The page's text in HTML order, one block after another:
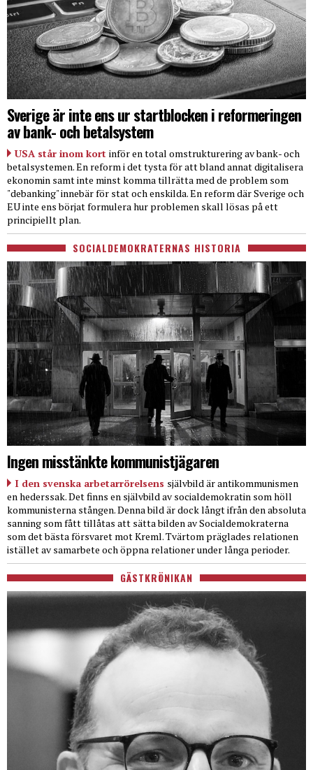
Sverige är inte ens ur startblocken i reformeringen
av bank- och betalsystem
USA står inom kort inför en total omstrukturering av bank- och
betalsystemen. En reform i det tysta för att bland annat digitalisera
ekonomin samt inte minst komma tillrätta med de problem som
"debanking" innebär för stat och enskilda. En reform där Sverige och
EU inte ens börjat formulera hur problemen skall lösas på ett
principiellt plan.
SOCIALDEMOKRATERNAS HISTORIA
Ingen misstänkte kommunistjägaren
I den svenska arbetarrörelsens självbild är antikommunismen
en hederssak. Det finns en självbild av socialdemokratin som höll
kommunisterna stången. Denna bild är dock långt ifrån den absoluta
sanning som fått tillåtas att sätta bilden av Socialdemokraterna
som det bästa försvaret mot Kreml. Tvärtom präglades relationen
istället av samarbete och öppna relationer under långa perioder.
GÄSTKRÖNIKAN